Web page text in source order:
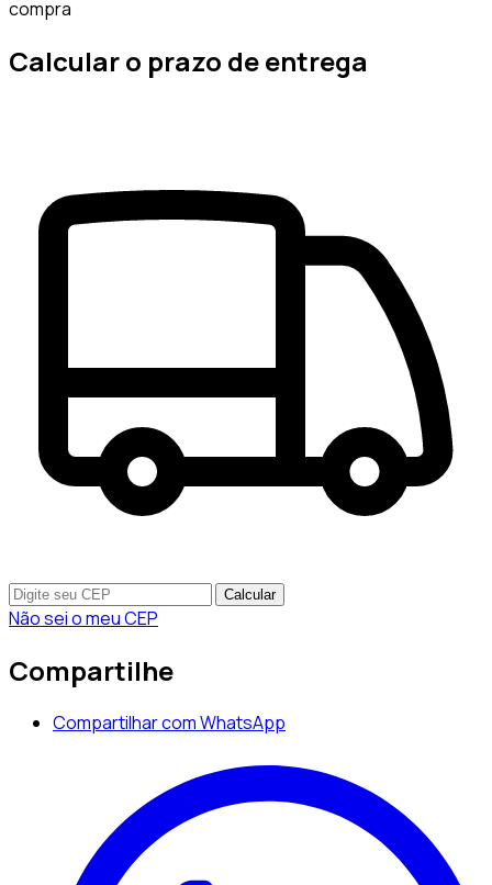
compra
Calcular o prazo de entrega
Calcular
Não sei o meu CEP
Compartilhe
Compartilhar com WhatsApp